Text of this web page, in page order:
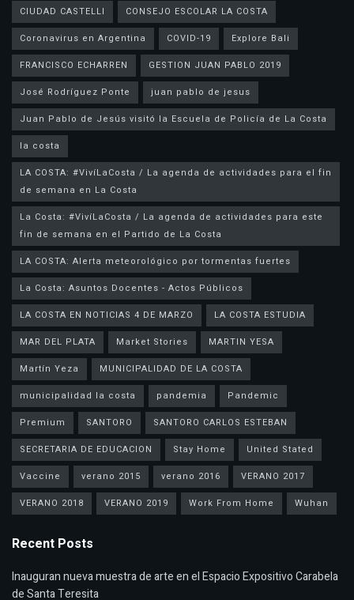
CIUDAD CASTELLI
CONSEJO ESCOLAR LA COSTA
Coronavirus en Argentina
COVID-19
Explore Bali
FRANCISCO ECHARREN
GESTION JUAN PABLO 2019
José Rodríguez Ponte
juan pablo de jesus
la costa
LA COSTA: #VivíLaCosta / La agenda de actividades para el fin
de semana en La Costa
La Costa: #VivíLaCosta / La agenda de actividades para este
fin de semana en el Partido de La Costa
LA COSTA: Alerta meteorológico por tormentas fuertes
La Costa: Asuntos Docentes - Actos Públicos
LA COSTA EN NOTICIAS 4 DE MARZO
LA COSTA ESTUDIA
MAR DEL PLATA
Market Stories
MARTIN YESA
Martín Yeza
MUNICIPALIDAD DE LA COSTA
municipalidad la costa
pandemia
Pandemic
Premium
SANTORO
SANTORO CARLOS ESTEBAN
SECRETARIA DE EDUCACION
Stay Home
United Stated
Vaccine
verano 2015 verano 2016
VERANO 2017
VERANO 2018
VERANO 2019 Work From Home Wuhan
Recent Posts
Inauguran nueva muestra de arte en el Espacio Expositivo Carabela
de Santa Teresita